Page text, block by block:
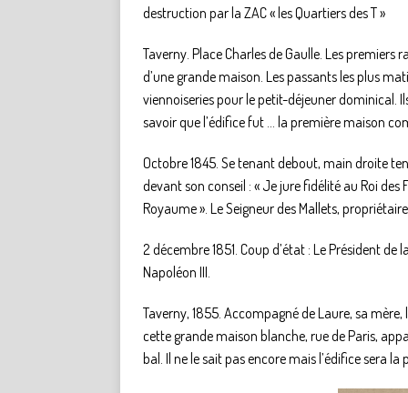
destruction par la ZAC « les Quartiers des T »
Taverny. Place Charles de Gaulle. Les
d’une grande maison. Les passants les plus
viennoiseries pour le petit-déjeuner dominical.
savoir que l’édifice fut … la première maison
Octobre 1845. Se tenant debout, main droite
devant son conseil : « Je jure fidélité au Roi
Royaume ». Le Seigneur des Mallets,
2 décembre 1851. Coup d’état : Le Président
Napoléon III.
Taverny, 1855. Accompagné de Laure, sa
cette grande maison blanche, rue de Paris,
bal. Il ne le sait pas encore mais l’édifice sera